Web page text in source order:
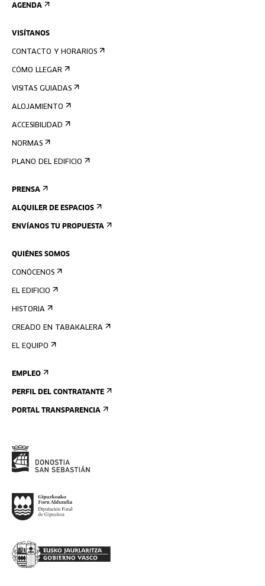
AGENDA
VISÍTANOS
CONTACTO Y HORARIOS
CÓMO LLEGAR
VISITAS GUIADAS
ALOJAMIENTO
ACCESIBILIDAD
NORMAS
PLANO DEL EDIFICIO
PRENSA
ALQUILER DE ESPACIOS
ENVÍANOS TU PROPUESTA
QUIÉNES SOMOS
CONÓCENOS
EL EDIFICIO
HISTORIA
CREADO EN TABAKALERA
EL EQUIPO
EMPLEO
PERFIL DEL CONTRATANTE
PORTAL TRANSPARENCIA